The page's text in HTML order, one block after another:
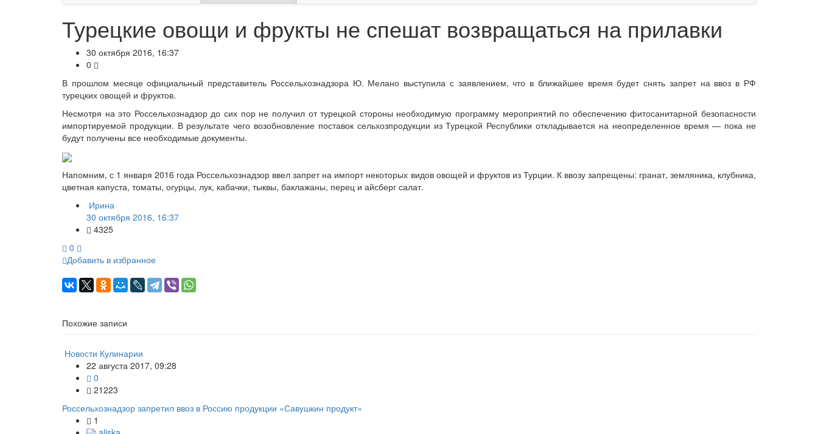
Турецкие овощи и фрукты не спешат возвращаться на прилавки
30 октября 2016, 16:37
0
В прошлом месяце официальный представитель Россельхознадзора Ю. Мелано выступила с заявлением, что в ближайшее время будет снять запрет на ввоз в РФ
турецких овощей и фруктов.
Несмотря на это Россельхознадзор до сих пор не получил от турецкой стороны необходимую программу мероприятий по обеспечению фитосанитарной безопасности
импортируемой продукции. В результате чего возобновление поставок сельхозпродукции из Турецкой Республики откладывается на неопределенное время — пока не
будут получены все необходимые документы.
Напомним, с 1 января 2016 года Россельхознадзор ввел запрет на импорт некоторых видов овощей и фруктов из Турции. К ввозу запрещены: гранат, земляника, клубника,
цветная капуста, томаты, огурцы, лук, кабачки, тыквы, баклажаны, перец и айсберг салат.
Ирина
30 октября 2016, 16:37
4325
0
Добавить в избранное
Похожие записи
Новости Кулинарии
22 августа 2017, 09:28
0
21223
Россельхознадзор запретил ввоз в Россию продукции «Савушкин продукт»
1